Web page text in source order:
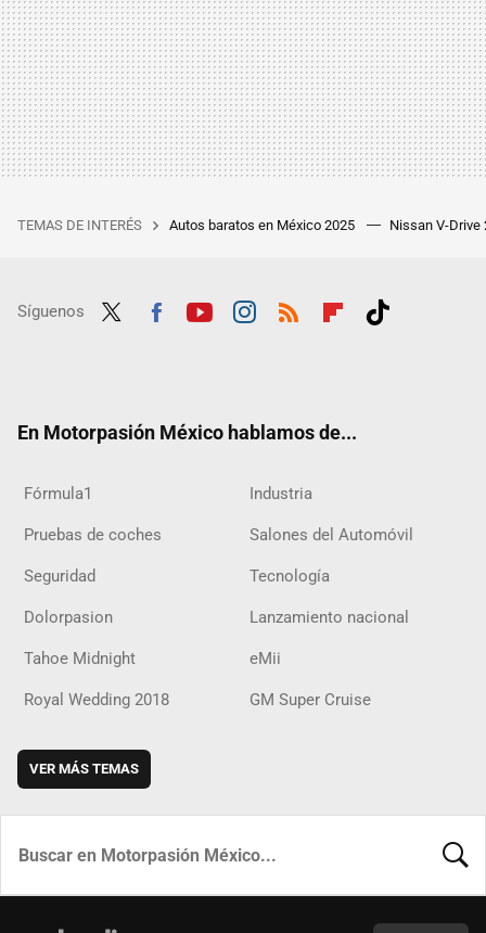
TEMAS DE INTERÉS Autos baratos en México 2025 Nissan V-Drive
Síguenos
En Motorpasión México hablamos de...
Fórmula1 Industria
Pruebas de coches Salones del Automóvil
Seguridad Tecnología
Dolorpasion Lanzamiento nacional
Tahoe Midnight eMii
Royal Wedding 2018 GM Super Cruise
VER MÁS TEMAS